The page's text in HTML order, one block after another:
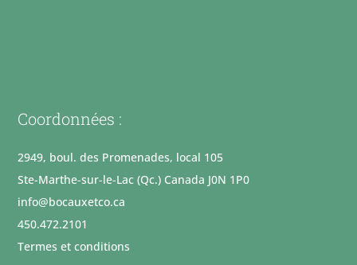
Coordonnées :
2949, boul. des Promenades, local 105
Ste-Marthe-sur-le-Lac (Qc.) Canada J0N 1P0
info@bocauxetco.ca
450.472.2101
Termes et conditions